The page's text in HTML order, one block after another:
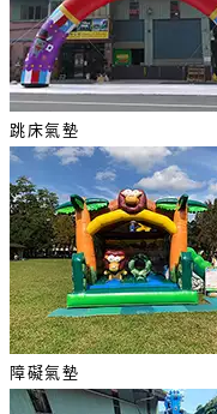
跳床氣墊
障礙氣墊